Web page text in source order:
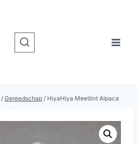
/ Gereedschap / HiyaHiya Meetlint Alpaca